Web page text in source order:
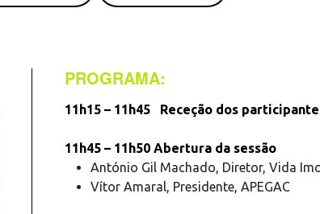
PROGRAMA:
11h15 – 11h45 Receção dos
11h45 – 11h50 Abertura da sessão
António Gil Machado, Diretor, Vida
Vítor Amaral, Presidente, APEGAC